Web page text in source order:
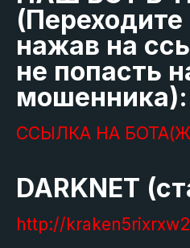
(Переходите
нажав на
не попасть
мошенника):
ССЫЛКА НА
DARKNET
http://